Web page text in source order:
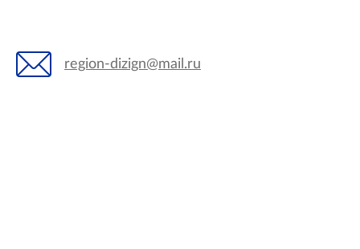
region-dizign@mail.ru